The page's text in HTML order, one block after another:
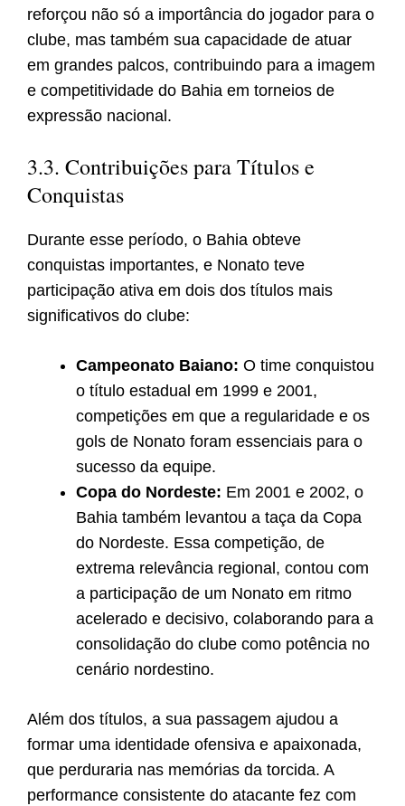
reforçou não só a importância do jogador para o
clube, mas também sua capacidade de atuar
em grandes palcos, contribuindo para a imagem
e competitividade do Bahia em torneios de
expressão nacional.
3.3. Contribuições para Títulos e
Conquistas
Durante esse período, o Bahia obteve
conquistas importantes, e Nonato teve
participação ativa em dois dos títulos mais
significativos do clube:
Campeonato Baiano: O time conquistou
o título estadual em 1999 e 2001,
competições em que a regularidade e os
gols de Nonato foram essenciais para o
sucesso da equipe.
Copa do Nordeste: Em 2001 e 2002, o
Bahia também levantou a taça da Copa
do Nordeste. Essa competição, de
extrema relevância regional, contou com
a participação de um Nonato em ritmo
acelerado e decisivo, colaborando para a
consolidação do clube como potência no
cenário nordestino.
Além dos títulos, a sua passagem ajudou a
formar uma identidade ofensiva e apaixonada,
que perduraria nas memórias da torcida. A
performance consistente do atacante fez com